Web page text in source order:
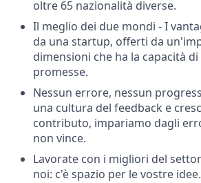
oltre 65 nazionalità diverse.
Il meglio dei due mondi - I
da una startup, offerti da
dimensioni che ha la capacità
promesse.
Nessun errore, nessun
una cultura del feedback e
contributo, impariamo dagli
non vince.
Lavorate con i migliori del
noi: c'è spazio per le vostre idee.